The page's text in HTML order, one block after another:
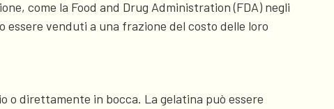
come la Food and Drug Administration (FDA) negli
venduti a una frazione del costo delle loro
o direttamente in bocca. La gelatina può essere